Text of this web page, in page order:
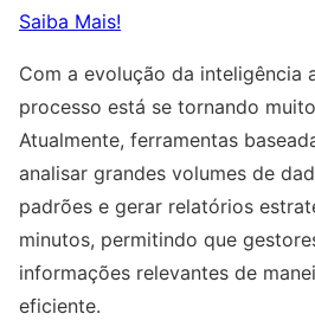
Saiba Mais!
Com a evolução da inteligência
processo está se tornando
Atualmente, ferramentas
analisar grandes volumes de
padrões e gerar relatórios
minutos, permitindo que
informações relevantes de
eficiente.